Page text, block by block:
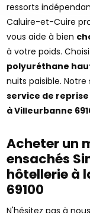
ressorts
Caluire-et-Cuire
vous aide à bien
à votre poids.
polyuréthane
nuits paisible.
service de
à Villeurbanne
Acheter un
ensachés
hôtellerie à
69100
N'hésitez pas à